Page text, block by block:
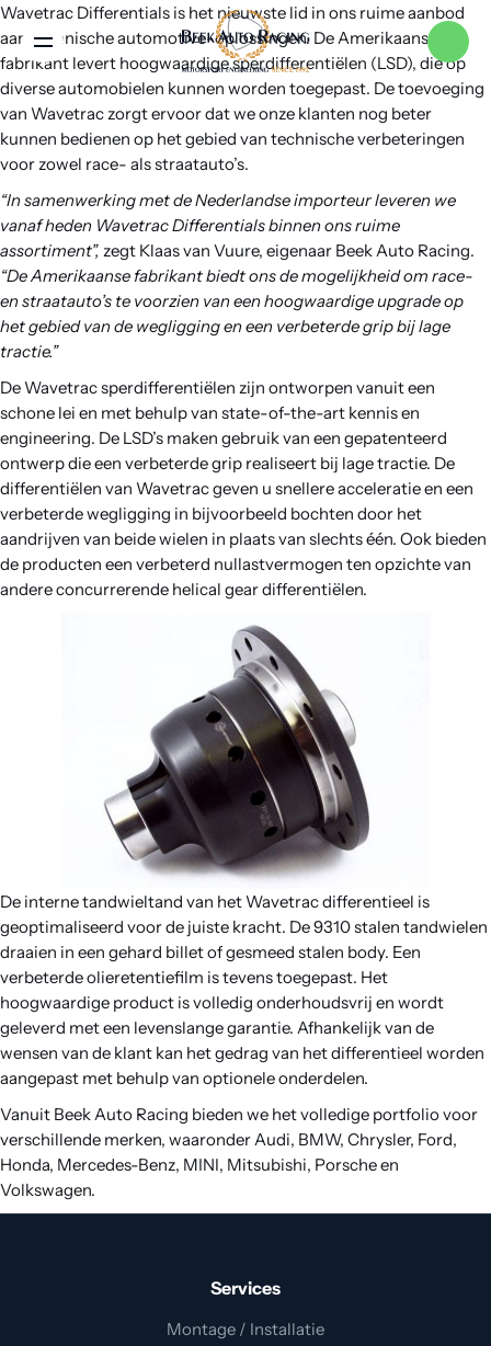
Menu
Home
Services
Merken
Nieuws
Over ons
Contact
Wavetrac Differentials is het nieuwste lid in ons ruime aanbod
aan technische automotive-oplossingen. De Amerikaanse
fabrikant levert hoogwaardige sperdifferentiëlen (LSD), die op
diverse automobielen kunnen worden toegepast. De toevoeging
van Wavetrac zorgt ervoor dat we onze klanten nog beter
kunnen bedienen op het gebied van technische verbeteringen
voor zowel race- als straatauto’s.
“In samenwerking met de Nederlandse importeur leveren we
vanaf heden Wavetrac Differentials binnen ons ruime
assortiment”, zegt Klaas van Vuure, eigenaar Beek Auto Racing.
“De Amerikaanse fabrikant biedt ons de mogelijkheid om race-
en straatauto’s te voorzien van een hoogwaardige upgrade op
het gebied van de wegligging en een verbeterde grip bij lage
tractie.”
De Wavetrac sperdifferentiëlen zijn ontworpen vanuit een
schone lei en met behulp van state-of-the-art kennis en
engineering. De LSD’s maken gebruik van een gepatenteerd
ontwerp die een verbeterde grip realiseert bij lage tractie. De
differentiëlen van Wavetrac geven u snellere acceleratie en een
verbeterde wegligging in bijvoorbeeld bochten door het
aandrijven van beide wielen in plaats van slechts één. Ook bieden
de producten een verbeterd nullastvermogen ten opzichte van
andere concurrerende helical gear differentiëlen.
De interne tandwieltand van het Wavetrac differentieel is
geoptimaliseerd voor de juiste kracht. De 9310 stalen tandwielen
draaien in een gehard billet of gesmeed stalen body. Een
verbeterde olieretentiefilm is tevens toegepast. Het
hoogwaardige product is volledig onderhoudsvrij en wordt
geleverd met een levenslange garantie. Afhankelijk van de
wensen van de klant kan het gedrag van het differentieel worden
aangepast met behulp van optionele onderdelen.
Vanuit Beek Auto Racing bieden we het volledige portfolio voor
verschillende merken, waaronder Audi, BMW, Chrysler, Ford,
Honda, Mercedes-Benz, MINI, Mitsubishi, Porsche en
Volkswagen.
Services
Montage / Installatie